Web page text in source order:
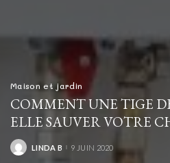
Maison et jardin
COMMENT UNE TIGE
ELLE SAUVER VOTRE
POSTED
LINDA B 9 JUIN 2020